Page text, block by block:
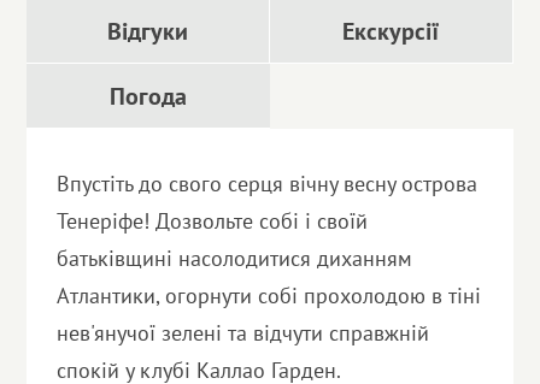
Відгуки Екскурсії
Погода
Впустіть до свого серця вічну весну острова
Тенеріфе! Дозвольте собі і своїй
батьківщині насолодитися диханням
Атлантики, огорнути собі прохолодою в тіні
нев'янучої зелені та відчути справжній
спокій у клубі Каллао Гарден.